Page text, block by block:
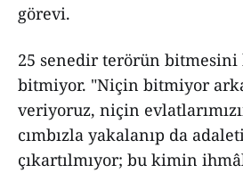
görevi.
25 senedir terörün
bitmiyor. "Niçin bitmiyor
veriyoruz, niçin
cımbızla yakalanıp da
çıkartılmıyor; bu kimin